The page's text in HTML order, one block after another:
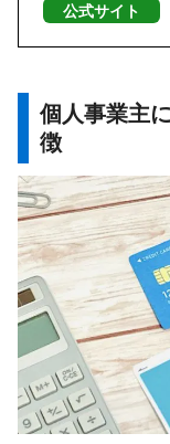
公式サイト
個人事業主
徴